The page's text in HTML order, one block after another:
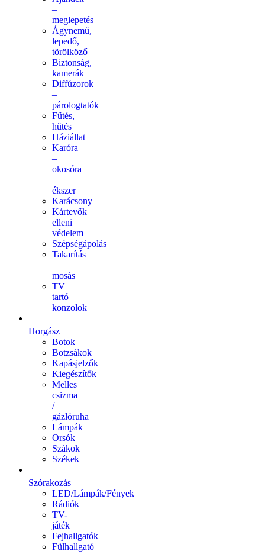
–
meglepetés
Ágynemű,
lepedő,
törölköző
Biztonság,
kamerák
Diffúzorok
–
párologtatók
Fűtés,
hűtés
Háziállat
Karóra
–
okosóra
–
ékszer
Karácsony
Kártevők
elleni
védelem
Szépségápolás
Takarítás
–
mosás
TV
tartó
konzolok
Horgász
Botok
Botzsákok
Kapásjelzők
Kiegészítők
Melles
csizma
/
gázlóruha
Lámpák
Orsók
Szákok
Székek
Szórakozás
LED/Lámpák/Fények
Rádiók
TV-
játék
Fejhallgatók
Fülhallgató